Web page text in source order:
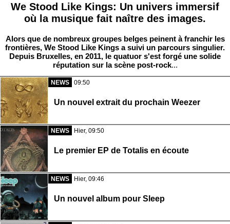
We Stood Like Kings: Un univers immersif
où la musique fait naître des images.
Alors que de nombreux groupes belges peinent à franchir les
frontières, We Stood Like Kings a suivi un parcours singulier.
Depuis Bruxelles, en 2011, le quatuor s'est forgé une solide
réputation sur la scène post-rock...
NEWS 09:50
Un nouvel extrait du prochain Weezer
NEWS Hier, 09:50
Le premier EP de Totalis en écoute
NEWS Hier, 09:46
Un nouvel album pour Sleep